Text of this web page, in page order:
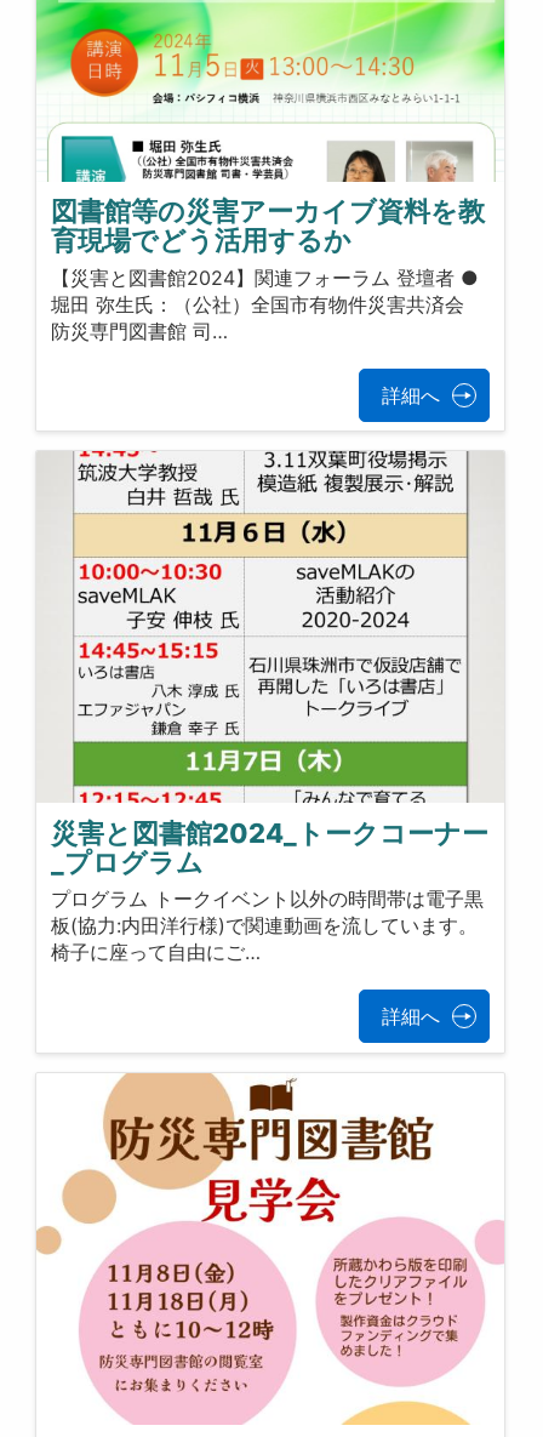
図書館等の災害アーカイブ資料を教
育現場でどう活用するか
【災害と図書館2024】関連フォーラム 登壇者 ●
堀田 弥生氏：（公社）全国市有物件災害共済会
防災専門図書館 司…
詳細へ
災害と図書館2024_トークコーナー
_プログラム
プログラム トークイベント以外の時間帯は電子黒
板(協力:内田洋行様)で関連動画を流しています。
椅子に座って自由にご…
詳細へ